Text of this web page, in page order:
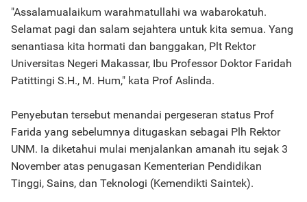
"Assalamualaikum warahmatullahi wa wabarokatuh.
Selamat pagi dan salam sejahtera untuk kita semua. Yang
senantiasa kita hormati dan banggakan, Plt Rektor
Universitas Negeri Makassar, Ibu Professor Doktor Faridah
Patittingi S.H., M. Hum," kata Prof Aslinda.
Penyebutan tersebut menandai pergeseran status Prof
Farida yang sebelumnya ditugaskan sebagai Plh Rektor
UNM. Ia diketahui mulai menjalankan amanah itu sejak 3
November atas penugasan Kementerian Pendidikan
Tinggi, Sains, dan Teknologi (Kemendikti Saintek).